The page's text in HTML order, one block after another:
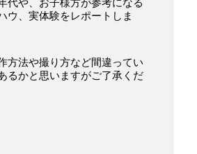
ウ、実体験をレポートしま
方法や撮り方など間違ってい
るかと思いますがご了承くだ